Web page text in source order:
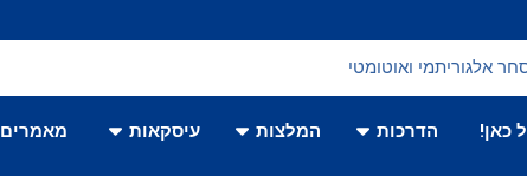
אלגוריתמי ואוטומטי
כאן! הדרכות המלצות עיסקאות מאמרים